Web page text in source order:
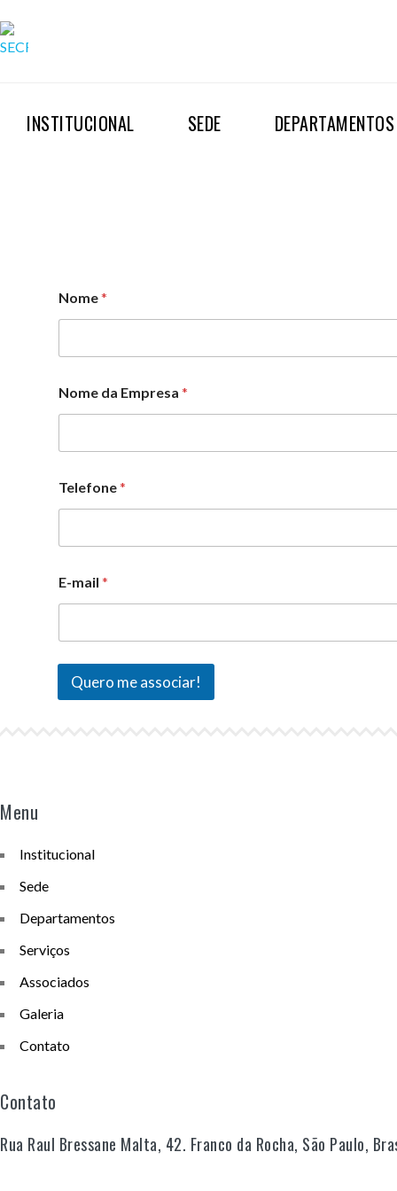
INSTITUCIONAL SEDE DEPARTAMENTOS
Nome*
Nome da Empresa *
Telefone*
E-mail *
Quero me associar!
Menu
Institucional
Sede
Departamentos
Serviços
Associados
Galeria
Contato
Contato
Rua Raul Bressane Malta, 42. Franco da Rocha, São Paulo,